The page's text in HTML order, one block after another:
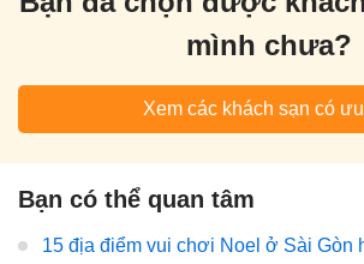
mình chưa?
Xem các khách sạn có
Bạn có thể quan tâm
15 địa điểm vui chơi Noel ở Sài Gòn